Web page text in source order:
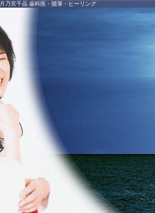
月乃宮千晶 歯科医・随筆・ヒーリング